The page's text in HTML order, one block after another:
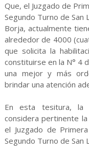
Que, el Juzgado de
Segundo Turno de
Borja, actualmente
alrededor de 4000
que solicita la
constituirse en la N° 4
una mejor y más
brindar una atención
En esta tesitura, la
considera pertinente
el Juzgado de
Segundo Turno de San